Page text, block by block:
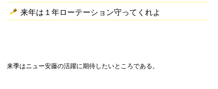
来年は１年ローテーション守ってくれよ
来季はニュー安藤の活躍に期待したいところである。